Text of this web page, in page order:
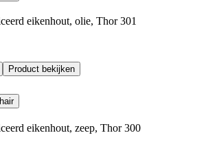
eikenhout, olie, Thor 301
Product bekijken
eikenhout, zeep, Thor 300